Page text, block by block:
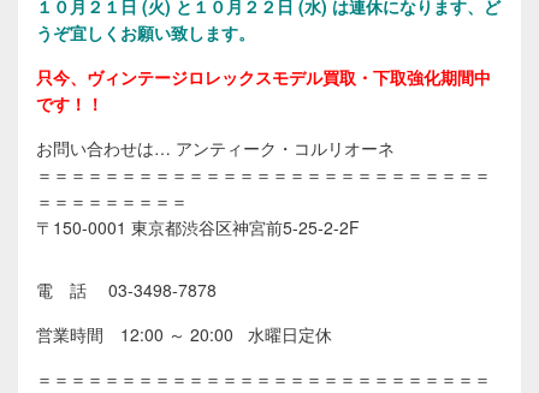
１０ 月２１日 (火) と１０月２２日 (水) は連休になります、ど
うぞ宜しくお願い致します。
只今、ヴィンテージロレックスモデル買取・下取強化期間中
です！！
お問い合わせは… アンティーク・コルリオーネ
＝＝＝＝＝＝＝＝＝＝＝＝＝＝＝＝＝＝＝＝＝＝＝＝＝＝＝
＝＝＝＝＝＝＝＝＝
〒150-0001 東京都渋谷区神宮前5-25-2-2F
電 話 03-3498-7878
営業時間 12:00 ～ 20:00 水曜日定休
＝＝＝＝＝＝＝＝＝＝＝＝＝＝＝＝＝＝＝＝＝＝＝＝＝＝＝